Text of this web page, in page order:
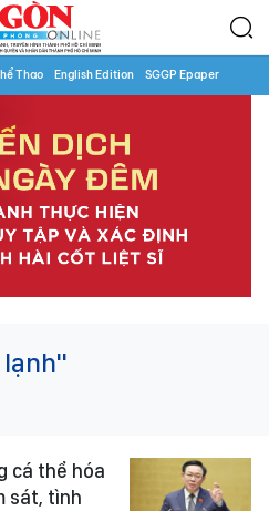
Thao English Edition SGGP Epaper
lạnh"
cá thể hóa
sát, tình